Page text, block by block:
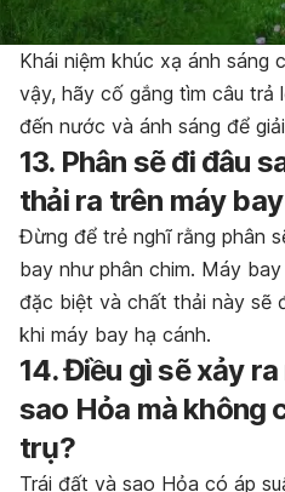
Khái niệm khúc xạ ánh sáng
vậy, hãy cố gắng tìm câu trả
đến nước và ánh sáng để
13. Phân sẽ đi đâu
thải ra trên máy bay
Đừng để trẻ nghĩ rằng phân
bay như phân chim. Máy
đặc biệt và chất thải này sẽ
khi máy bay hạ cánh.
14. Điều gì sẽ xảy
sao Hỏa mà không
trụ?
Trái đất và sao Hỏa có áp